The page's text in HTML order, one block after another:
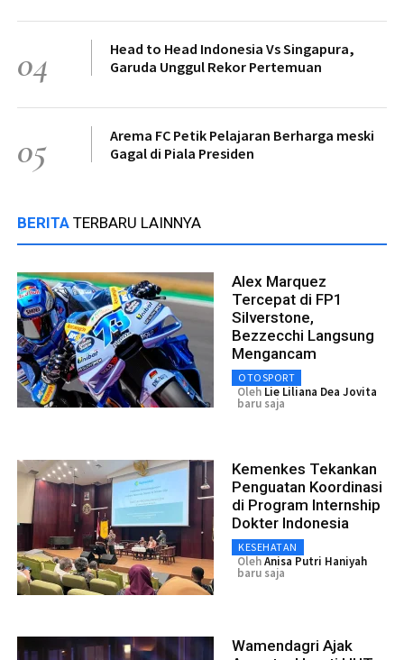
04
Head to Head Indonesia Vs Singapura,
Garuda Unggul Rekor Pertemuan
05
Arema FC Petik Pelajaran Berharga meski
Gagal di Piala Presiden
BERITA TERBARU LAINNYA
Alex Marquez
Tercepat di FP1
Silverstone,
Bezzecchi Langsung
Mengancam
OTOSPORT
Oleh Lie Liliana Dea Jovita
baru saja
Kemenkes Tekankan
Penguatan Koordinasi
di Program Internship
Dokter Indonesia
KESEHATAN
OlehAnisa Putri Haniyah
baru saja
Wamendagri Ajak